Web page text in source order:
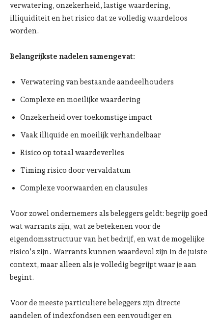
verwatering, onzekerheid, lastige waardering,
illiquiditeit en het risico dat ze volledig waardeloos
worden.
Belangrijkste nadelen samengevat:
Verwatering van bestaande aandeelhouders
Complexe en moeilijke waardering
Onzekerheid over toekomstige impact
Vaak illiquide en moeilijk verhandelbaar
Risico op totaal waardeverlies
Timing risico door vervaldatum
Complexe voorwaarden en clausules
Voor zowel ondernemers als beleggers geldt: begrijp goed
wat warrants zijn, wat ze betekenen voor de
eigendomsstructuur van het bedrijf, en wat de mogelijke
risico’s zijn. Warrants kunnen waardevol zijn in de juiste
context, maar alleen als je volledig begrijpt waar je aan
begint.
Voor de meeste particuliere beleggers zijn directe
aandelen of indexfondsen een eenvoudiger en